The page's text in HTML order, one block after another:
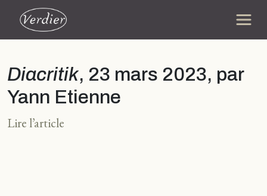
Diacritik, 23 mars 2023, par
Yann Etienne
Lire l’article